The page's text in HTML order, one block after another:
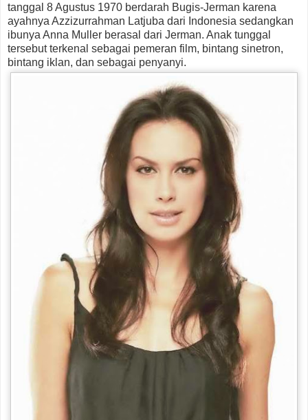
tanggal 8 Agustus 1970 berdarah Bugis-Jerman karena
ayahnya Azzizurrahman Latjuba dari Indonesia sedangkan
ibunya Anna Muller berasal dari Jerman. Anak tunggal
tersebut terkenal sebagai pemeran film, bintang sinetron,
bintang iklan, dan sebagai penyanyi.